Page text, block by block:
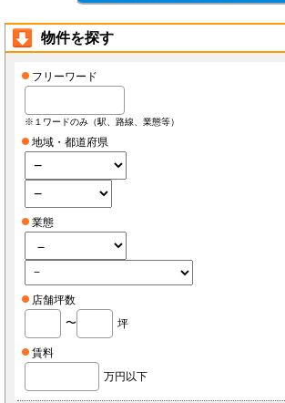
物件を探す
フリーワード
※１ワードのみ（駅、路線、業態等）
地域・都道府県
業態
店舗坪数
〜
坪
賃料
万円以下